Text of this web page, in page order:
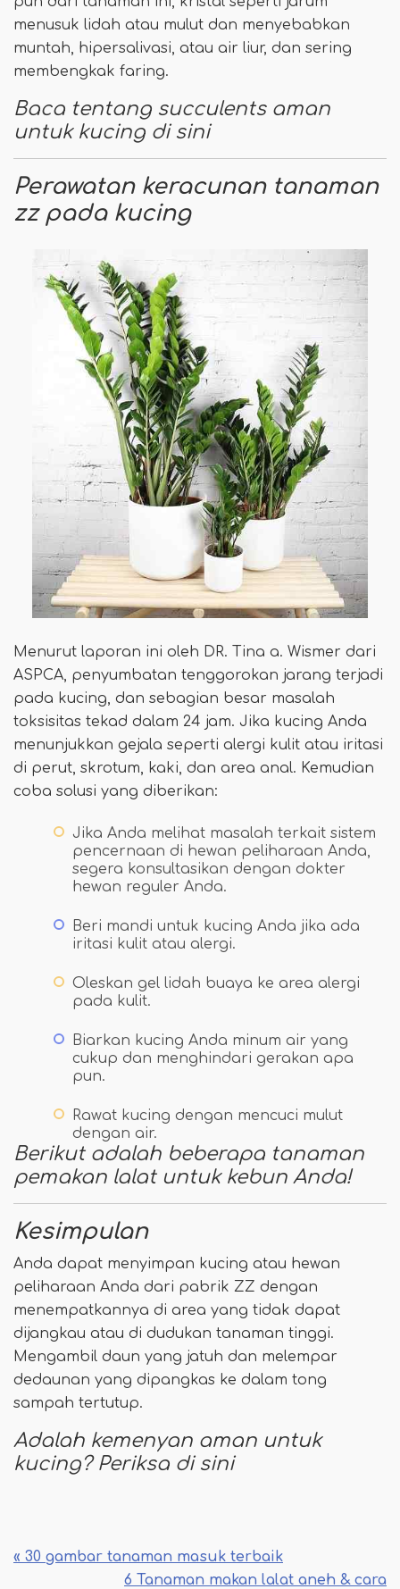
menusuk lidah atau mulut dan menyebabkan
muntah, hipersalivasi, atau air liur, dan sering
membengkak faring.
Baca tentang succulents aman
untuk kucing di sini
Perawatan keracunan tanaman
zz pada kucing
Menurut laporan ini oleh DR. Tina a. Wismer dari
ASPCA, penyumbatan tenggorokan jarang terjadi
pada kucing, dan sebagian besar masalah
toksisitas tekad dalam 24 jam. Jika kucing Anda
menunjukkan gejala seperti alergi kulit atau iritasi
di perut, skrotum, kaki, dan area anal. Kemudian
coba solusi yang diberikan:
Jika Anda melihat masalah terkait sistem
pencernaan di hewan peliharaan Anda,
segera konsultasikan dengan dokter
hewan reguler Anda.
Beri mandi untuk kucing Anda jika ada
iritasi kulit atau alergi.
Oleskan gel lidah buaya ke area alergi
pada kulit.
Biarkan kucing Anda minum air yang
cukup dan menghindari gerakan apa
pun.
Rawat kucing dengan mencuci mulut
dengan air.
Berikut adalah beberapa tanaman
pemakan lalat untuk kebun Anda!
Kesimpulan
Anda dapat menyimpan kucing atau hewan
peliharaan Anda dari pabrik ZZ dengan
menempatkannya di area yang tidak dapat
dijangkau atau di dudukan tanaman tinggi.
Mengambil daun yang jatuh dan melempar
dedaunan yang dipangkas ke dalam tong
sampah tertutup.
Adalah kemenyan aman untuk
kucing? Periksa di sini
« 30 gambar tanaman masuk terbaik
6 Tanaman makan lalat aneh & cara